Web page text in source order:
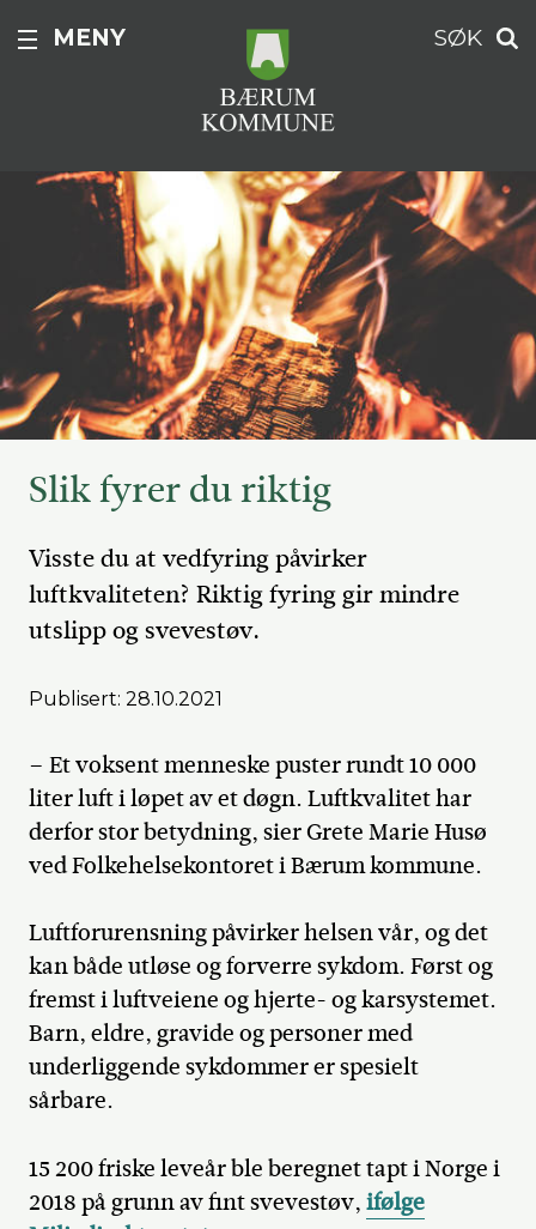
MENY SØK
Slik fyrer du riktig
Visste du at vedfyring påvirker
luftkvaliteten? Riktig fyring gir mindre
utslipp og svevestøv.
Publisert: 28.10.2021
– Et voksent menneske puster rundt 10 000
liter luft i løpet av et døgn. Luftkvalitet har
derfor stor betydning, sier Grete Marie Husø
ved Folkehelsekontoret i Bærum kommune.
Luftforurensning påvirker helsen vår, og det
kan både utløse og forverre sykdom. Først og
fremst i luftveiene og hjerte- og karsystemet.
Barn, eldre, gravide og personer med
underliggende sykdommer er spesielt
sårbare.
15 200friske leveår ble beregnet tapt i Norge i
2018 på grunn av fint svevestøv,ifølge